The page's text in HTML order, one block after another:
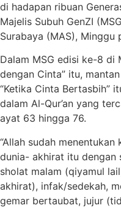
di hadapan ribuan
Majelis Subuh GenZI
Surabaya (MAS), Minggu
Dalam MSG edisi ke-8 di
dengan Cinta” itu,
“Ketika Cinta Bertasbih”
dalam Al-Qur’an yang
ayat 63 hingga 76.
“Allah sudah
dunia- akhirat itu dengan
sholat malam (qiyamul
akhirat), infak/sedekah,
gemar bertaubat, jujur